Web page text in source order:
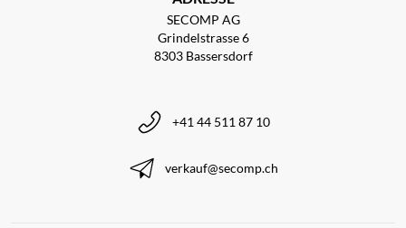
SECOMP AG
Grindelstrasse 6
8303 Bassersdorf
+41 44 511 87 10
verkauf@secomp.ch